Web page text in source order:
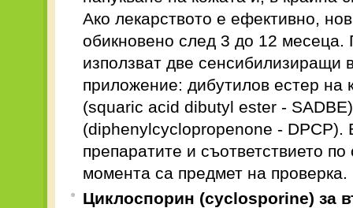
Ако лекарството е ефективно,
обикновено след 3 до 12 месеца.
използват две сенсибилизиращи
приложение: дибутилов естер на
(squaric acid dibutyl ester -
(diphenylcyclopropenone - DPCP).
препаратите и съответствието
момента са предмет на проверка.
Циклоспорин (cyclosporine) за